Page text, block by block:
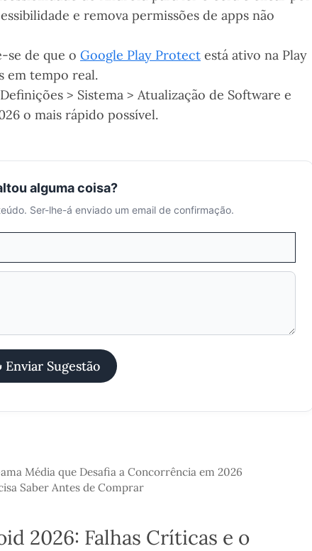
e remova permissões de apps não
se de que o Google Play Protect está ativo na Play
em tempo real.
> Sistema > Atualização de Software e
o mais rápido possível.
alguma coisa?
Ser-lhe-á enviado um email de confirmação.
Enviar Sugestão
Média que Desafia a Concorrência em 2026
Saber Antes de Comprar
2026: Falhas Críticas e o